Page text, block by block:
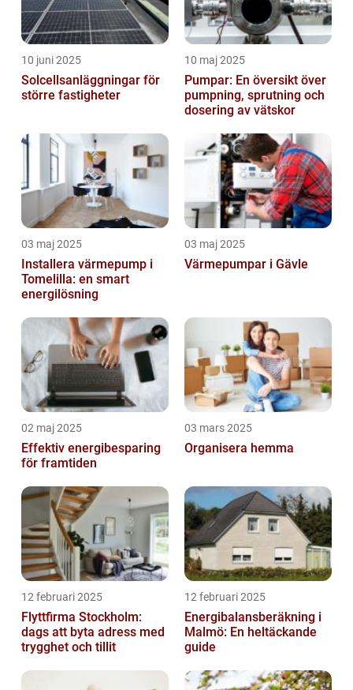
10 juni 2025
Solcellsanläggningar för
större fastigheter
10 maj 2025
Pumpar: En översikt över
pumpning, sprutning och
dosering av vätskor
03 maj 2025
Installera värmepump i
Tomelilla: en smart
energilösning
03 maj 2025
Värmepumpar i Gävle
02 maj 2025
Effektiv energibesparing
för framtiden
03 mars 2025
Organisera hemma
12 februari 2025
Flyttfirma Stockholm:
dags att byta adress med
trygghet och tillit
12 februari 2025
Energibalansberäkning i
Malmö: En heltäckande
guide